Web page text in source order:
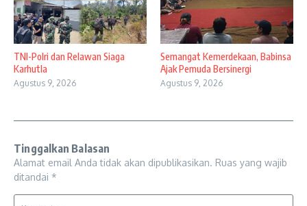
TNI-Polri dan Relawan Siaga
Karhutla
Agustus 9, 2026
Semangat Kemerdekaan, Babinsa
Ajak Pemuda Bersinergi
Agustus 9, 2026
Tinggalkan Balasan
Alamat email Anda tidak akan dipublikasikan. Ruas yang wajib
ditandai *